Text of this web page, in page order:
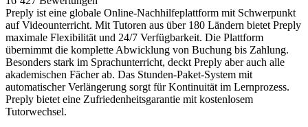
Preply ist eine globale Online-Nachhilfeplattform mit Schwerpunkt
auf Videounterricht. Mit Tutoren aus über 180 Ländern bietet Preply
maximale Flexibilität und 24/7 Verfügbarkeit. Die Plattform
übernimmt die komplette Abwicklung von Buchung bis Zahlung.
Besonders stark im Sprachunterricht, deckt Preply aber auch alle
akademischen Fächer ab. Das Stunden-Paket-System mit
automatischer Verlängerung sorgt für Kontinuität im Lernprozess.
Preply bietet eine Zufriedenheitsgarantie mit kostenlosem
Tutorwechsel.